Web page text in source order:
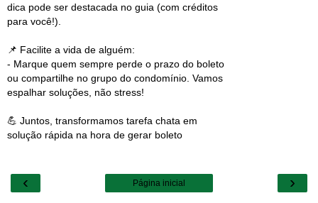
dica pode ser destacada no guia (com créditos
para você!).
📌 Facilite a vida de alguém:
- Marque quem sempre perde o prazo do boleto
ou compartilhe no grupo do condomínio. Vamos
espalhar soluções, não stress!
💪 Juntos, transformamos tarefa chata em
solução rápida na hora de gerar boleto
‹ ›
Página inicial